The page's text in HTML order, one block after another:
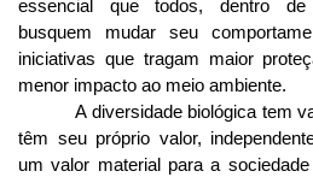
essencial que todos, dentro de
busquem mudar seu
iniciativas que tragam maior
menor impacto ao meio ambiente.
A diversidade biológica tem
têm seu próprio valor,
um valor material para a